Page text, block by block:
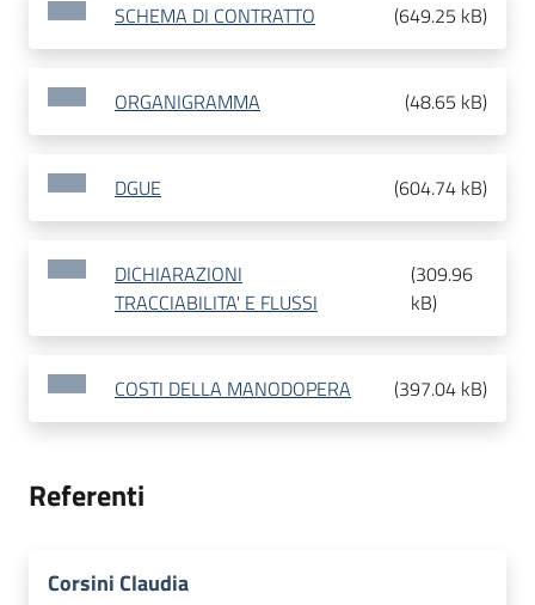
SCHEMA DI CONTRATTO (649.25 kB)
ORGANIGRAMMA (48.65 kB)
DGUE (604.74 kB)
DICHIARAZIONI
TRACCIABILITA' E FLUSSI
(309.96
kB)
COSTI DELLA MANODOPERA (397.04 kB)
Referenti
Corsini Claudia